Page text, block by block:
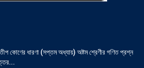
কোণের ধারণা (সপ্তম অধ্যায়) অষ্টম শ্রেণীর গণিত প্রশ্ন